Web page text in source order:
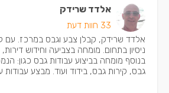
אלדד שרידק
33 חוות דעת
ניסיון בתחום. מומחה בצביעה וחידוש דירות,
בנוסף מומחה בביצוע עבודות גבס כגון:
גבס, קירות גבס, בידוד ועוד. מבצע עבודות